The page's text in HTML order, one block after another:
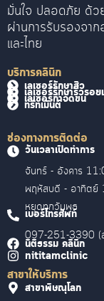
มั่นใจ ปลอดภัย ด้ว
ผ่านการรับรองจาก
และไทย
บริการคลินิก
เลเซอร์รักษาสิว
เลเซอร์รักษาริ้วรอ
เลเซอร์กำจัดขน
ทรีทเม้นต์
ช่องทางการติดต่อ
วันเวลาเปิดทำการ
จันทร์ - อังคาร
พฤหัสบดี - อาทิตย์
หยุดทุกวันพุธ
เบอร์โทรศัพท์
097-251-3390 (
นิติธรรม คลินิก
nititamclinic
สาขาให้บริการ
สาขาพิษณุโลก